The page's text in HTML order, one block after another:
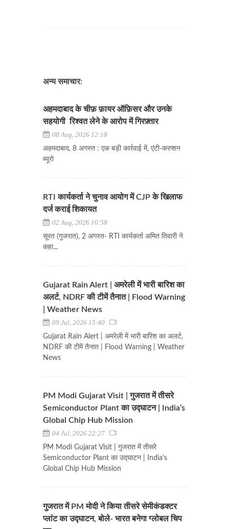
अन्य समाचार:
अहमदाबाद के चीफ़ फ़ायर ऑफ़िसर और उनके
सहयोगी रिश्वत लेने के आरोप में गिरफ़्तार
08 Aug, 2026 12:18
अहमदाबाद, 8 अगस्त : एक बड़ी कार्रवाई में, एंटी-करप्शन
ब्यूरो
RTI कार्यकर्ता ने चुनाव आयोग में CJP के खिलाफ
दर्ज कराई शिकायत
02 Aug, 2026 10:58
सूरत (गुजरात), 2 अगस्त- RTI कार्यकर्ता अमित तिवारी ने
कहा...
Gujarat Rain Alert | अमरेली में भारी बारिश का
अलर्ट, NDRF की टीमें तैनात | Flood Warning
| Weather News
09 Jul, 2026 15:40
Gujarat Rain Alert | अमरेली में भारी बारिश का अलर्ट,
NDRF की टीमें तैनात | Flood Warning | Weather
News
PM Modi Gujarat Visit | गुजरात में तीसरे
Semiconductor Plant का उद्घाटन | India’s
Global Chip Hub Mission
04 Jul, 2026 22:27
PM Modi Gujarat Visit | गुजरात में तीसरे
Semiconductor Plant का उद्घाटन | India’s
Global Chip Hub Mission
गुजरात में PM मोदी ने किया तीसरे सेमीकंडक्टर
प्लांट का उद्घाटन, बोले- भारत बनेगा ग्लोबल चिप